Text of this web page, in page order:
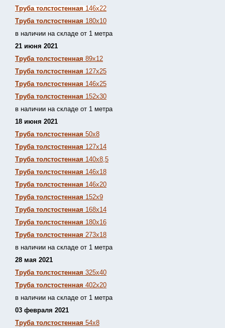
Труба толстостенная 146х22
Труба толстостенная 180х10
в наличии на складе от 1 метра
21 июня 2021
Труба толстостенная 89х12
Труба толстостенная 127х25
Труба толстостенная 146х25
Труба толстостенная 152х30
в наличии на складе от 1 метра
18 июня 2021
Труба толстостенная 50х8
Труба толстостенная 127х14
Труба толстостенная 140х8,5
Труба толстостенная 146х18
Труба толстостенная 146х20
Труба толстостенная 152х9
Труба толстостенная 168х14
Труба толстостенная 180х16
Труба толстостенная 273х18
в наличии на складе от 1 метра
28 мая 2021
Труба толстостенная 325х40
Труба толстостенная 402х20
в наличии на складе от 1 метра
03 февраля 2021
Труба толстостенная 54х8